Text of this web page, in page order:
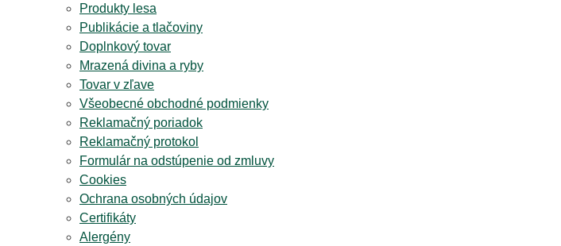
Produkty lesa
Publikácie a tlačoviny
Doplnkový tovar
Mrazená divina a ryby
Tovar v zľave
Všeobecné obchodné podmienky
Reklamačný poriadok
Reklamačný protokol
Formulár na odstúpenie od zmluvy
Cookies
Ochrana osobných údajov
Certifikáty
Alergény